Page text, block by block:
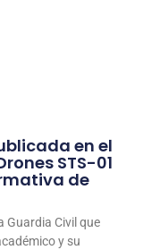
en el
STS-01
de
Guardia Civil que
y su